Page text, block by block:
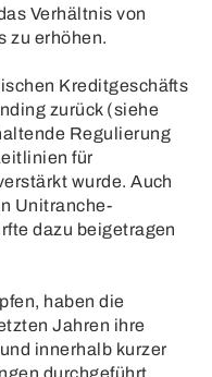
Verhältnis von
zu erhöhen.
Kreditgeschäfts
zurück (siehe
Regulierung
für
wurde. Auch
Unitranche-
dazu beigetragen
haben die
Jahren ihre
innerhalb kurzer
durchgeführt.